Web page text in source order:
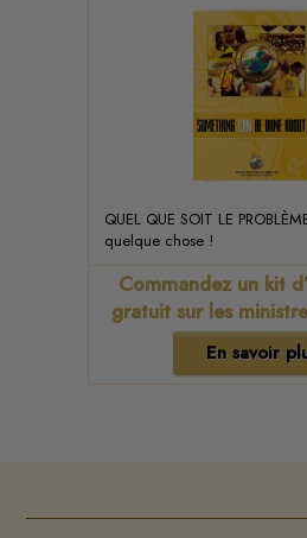
QUEL QUE SOIT LE
quelque chose !
Commandez un kit
gratuit sur les
En savoir